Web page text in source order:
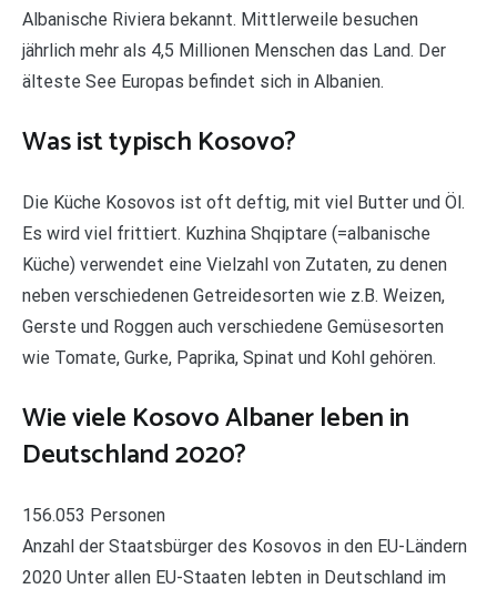
Albanische Riviera bekannt. Mittlerweile besuchen
jährlich mehr als 4,5 Millionen Menschen das Land. Der
älteste See Europas befindet sich in Albanien.
Was ist typisch Kosovo?
Die Küche Kosovos ist oft deftig, mit viel Butter und Öl.
Es wird viel frittiert. Kuzhina Shqiptare (=albanische
Küche) verwendet eine Vielzahl von Zutaten, zu denen
neben verschiedenen Getreidesorten wie z.B. Weizen,
Gerste und Roggen auch verschiedene Gemüsesorten
wie Tomate, Gurke, Paprika, Spinat und Kohl gehören.
Wie viele Kosovo Albaner leben in
Deutschland 2020?
156.053 Personen
Anzahl der Staatsbürger des Kosovos in den EU-Ländern
2020 Unter allen EU-Staaten lebten in Deutschland im